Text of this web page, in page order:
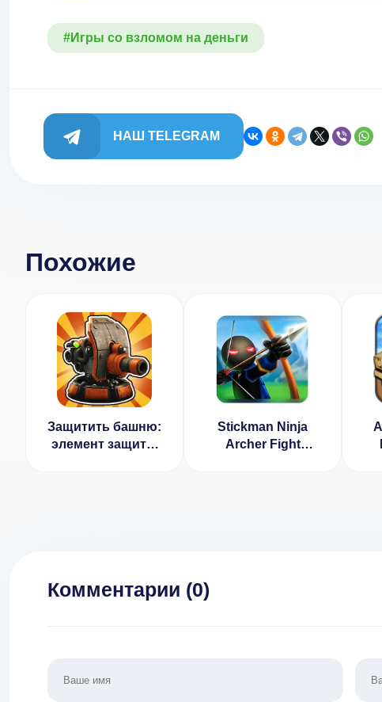
#Игры со взломом на деньги
НАШ TELEGRAM
Похожие
Защитить башню:
элемент защиты
Stickman Ninja
Archer Fight
Комментарии (0)